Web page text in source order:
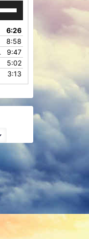
6:26
8:58
9:47
5:02
3:13